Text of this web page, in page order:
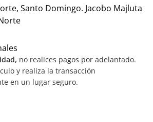
Santo Domingo. Jacobo Majluta
no realices pagos por adelantado.
y realiza la transacción
en un lugar seguro.